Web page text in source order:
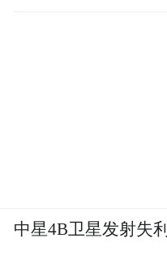
中星4B卫星发射失利